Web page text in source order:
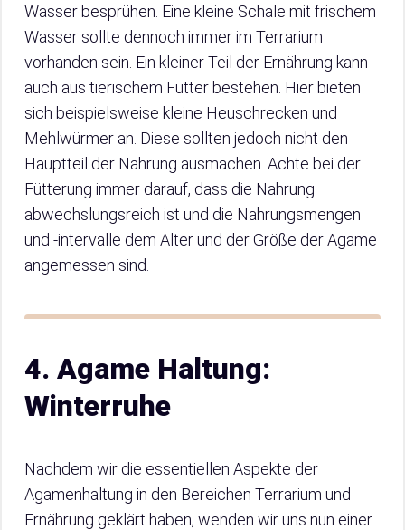
Wasser besprühen. Eine kleine Schale mit frischem
Wasser sollte dennoch immer im Terrarium
vorhanden sein. Ein kleiner Teil der Ernährung kann
auch aus tierischem Futter bestehen. Hier bieten
sich beispielsweise kleine Heuschrecken und
Mehlwürmer an. Diese sollten jedoch nicht den
Hauptteil der Nahrung ausmachen. Achte bei der
Fütterung immer darauf, dass die Nahrung
abwechslungsreich ist und die Nahrungsmengen
und -intervalle dem Alter und der Größe der Agame
angemessen sind.
4. Agame Haltung:
Winterruhe
Nachdem wir die essentiellen Aspekte der
Agamenhaltung in den Bereichen Terrarium und
Ernährung geklärt haben, wenden wir uns nun einer